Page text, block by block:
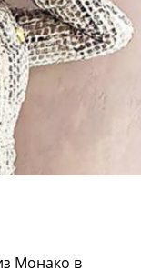
Монако в